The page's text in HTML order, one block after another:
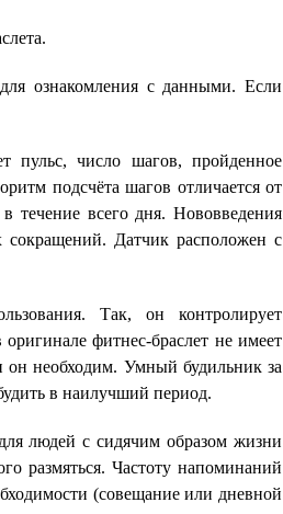
ознакомления с данными. Если
пульс, число шагов, пройденное
подсчёта шагов отличается от
течение всего дня. Нововведения
сокращений. Датчик расположен с
Так, он контролирует
фитнес-браслет не имеет
необходим. Умный будильник за
в наилучший период.
людей с сидячим образом жизни
размяться. Частоту напоминаний
(совещание или дневной